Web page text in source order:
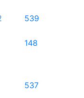
539
148
537